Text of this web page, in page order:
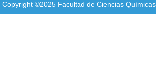
Copyright ©2025 Facultad de Ciencias Químicas